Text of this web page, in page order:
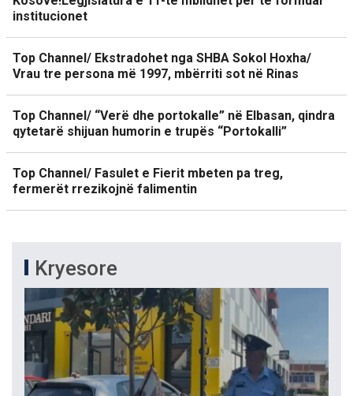
institucionet
Top Channel/ Ekstradohet nga SHBA Sokol Hoxha/
Vrau tre persona më 1997, mbërriti sot në Rinas
Top Channel/ “Verë dhe portokalle” në Elbasan, qindra
qytetarë shijuan humorin e trupës “Portokalli”
Top Channel/ Fasulet e Fierit mbeten pa treg,
fermerët rrezikojnë falimentin
Kryesore